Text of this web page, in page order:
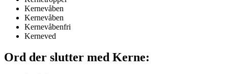
Kernevåben
Kernevåben
Kernevåbenfri
Kerneved
Ord der slutter med Kerne: